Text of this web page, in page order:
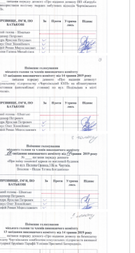
vukonkom-_0010
vukonkom-_0014
vukonkom-_0018